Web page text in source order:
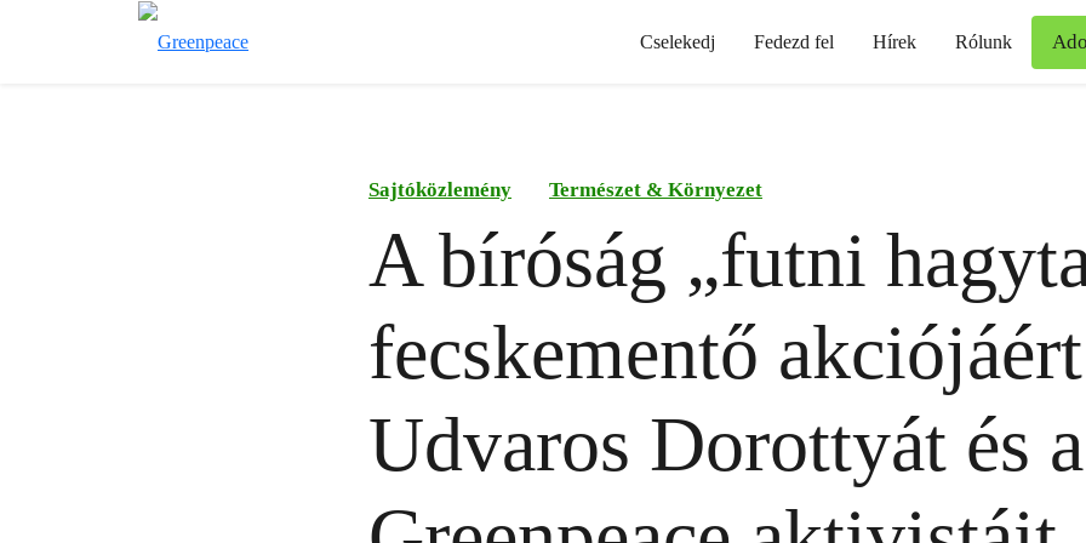
Cselekedj Fedezd fel Hírek Rólunk
Sajtóközlemény Természet & Környezet
A bíróság „futni
fecskementő akciójáért
Udvaros Dorottyát és a